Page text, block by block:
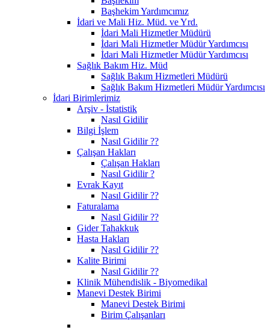
Başhekim Yardımcımız
İdari ve Mali Hiz. Müd. ve Yrd.
İdari Mali Hizmetler Müdürü
İdari Mali Hizmetler Müdür Yardımcısı
İdari Mali Hizmetler Müdür Yardımcısı
Sağlık Bakım Hiz. Müd
Sağlık Bakım Hizmetleri Müdürü
Sağlık Bakım Hizmetleri Müdür Yardımcısı
İdari Birimlerimiz
Arşiv - İstatistik
Nasıl Gidilir
Bilgi İşlem
Nasıl Gidilir ??
Çalışan Hakları
Çalışan Hakları
Nasıl Gidilir ?
Evrak Kayıt
Nasıl Gidilir ??
Faturalama
Nasıl Gidilir ??
Gider Tahakkuk
Hasta Hakları
Nasıl Gidilir ??
Kalite Birimi
Nasıl Gidilir ??
Klinik Mühendislik - Biyomedikal
Manevi Destek Birimi
Manevi Destek Birimi
Birim Çalışanları